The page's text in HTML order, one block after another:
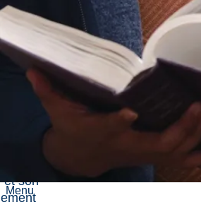
Menu
»
en
de
a
et son